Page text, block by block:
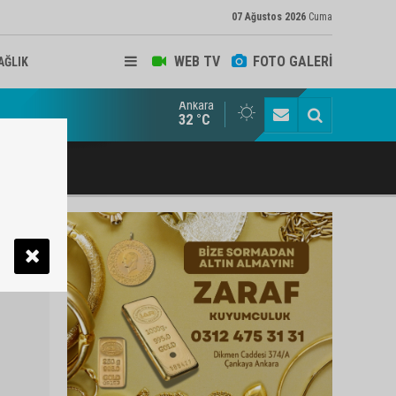
07 Ağustos 2026 Cuma
WEB TV FOTO GALERİ
ve Arabulucu Rüstem Yiğit Ahizer'e ziyaretçi akını
Ankara
32 °C